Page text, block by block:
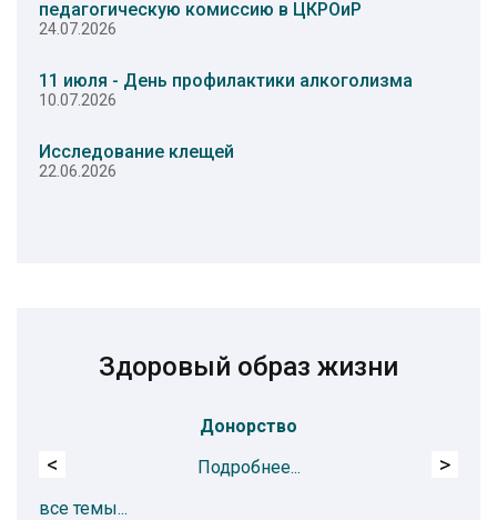
педагогическую комиссию в ЦКРОиР
24.07.2026
11 июля - День профилактики алкоголизма
10.07.2026
Исследование клещей
22.06.2026
Здоровый образ жизни
Донорство
Подробнее...
< >
все темы...